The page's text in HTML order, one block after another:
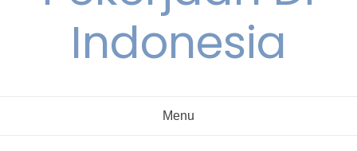
Indonesia
Menu